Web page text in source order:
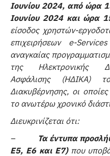
Ιουνίου 2024, από ώρα
Ιουνίου 2024 και ώρα
είσοδος χρηστών-
επιχειρήσεων e-
αναγκαίας
της Ηλεκτρονικής
Ασφάλισης (ΗΔΙΚΑ)
Διακυβέρνησης, οι
το ανωτέρω χρονικό
Διευκρινίζεται ότι:
–
Τα έντυπα
Ε5, Ε6 και Ε7)που